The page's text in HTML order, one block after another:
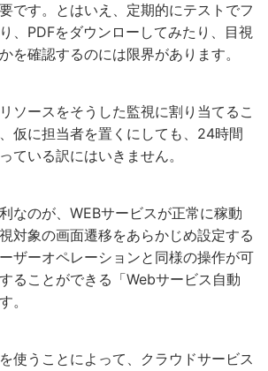
です。とはいえ、定期的にテストでフ
、PDFをダウンローしてみたり、目視
を確認するのには限界があります。
ソースをそうした監視に割り当てるこ
仮に担当者を置くにしても、24時間
ている訳にはいきません。
なのが、WEBサービスが正常に稼動
対象の画面遷移をあらかじめ設定する
ザーオペレーションと同様の操作が可
ることができる「Webサービス自動
。
使うことによって、クラウドサービス